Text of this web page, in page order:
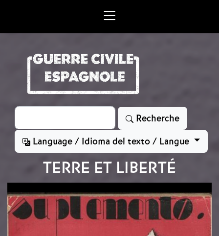
Rechercher
Recherche
Language / Idioma del texto / Langue
TERRE ET LIBERTÉ
Image